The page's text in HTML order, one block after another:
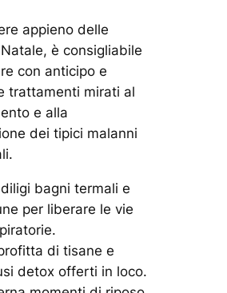
appieno delle
è consigliabile
con anticipo e
trattamenti mirati al
e alla
dei tipici malanni
bagni termali e
per liberare le vie
di tisane e
detox offerti in loco.